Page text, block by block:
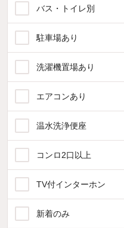
バス・トイレ別
駐車場あり
洗濯機置場あり
エアコンあり
温水洗浄便座
コンロ2口以上
TV付インターホン
新着のみ